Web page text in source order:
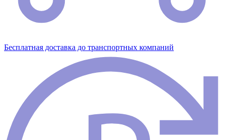
Бесплатная доставка до транспортных компаний